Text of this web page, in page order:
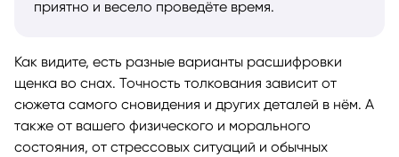
приятно и весело проведёте время.
Как видите, есть разные варианты расшифровки
щенка во снах. Точность толкования зависит от
сюжета самого сновидения и других деталей в нём. А
также от вашего физического и морального
состояния, от стрессовых ситуаций и обычных